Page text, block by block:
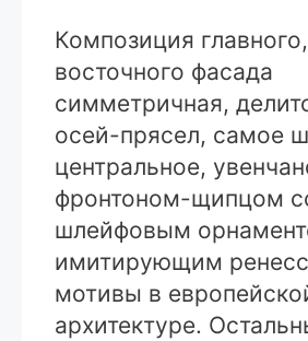
Композиция
восточного фасада
симметричная,
осей-прясел, самое
центральное,
фронтоном-щипцом
шлейфовым
имитирующим
мотивы в
архитектуре.